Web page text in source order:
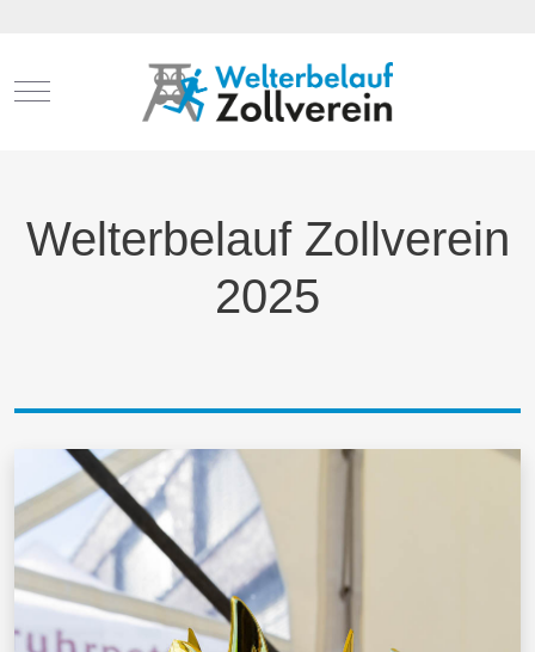
Mobile Menu Toggle
Welterbelauf Zollverein
2025